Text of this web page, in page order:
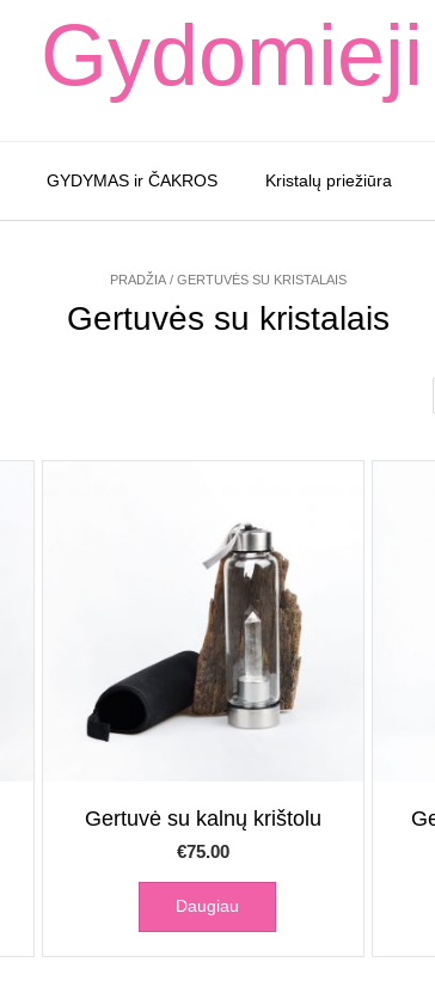
GYDYMAS ir ČAKROS Kristalų priežiūra
PRADŽIA/ GERTUVĖS SU KRISTALAIS
Gertuvės su kristalais
Gertuvė su kalnų krištolu
€75.00
Daugiau